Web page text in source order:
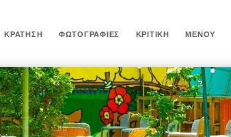
ΚΡΆΤΗΣΗ ΦΩΤΟΓΡΑΦΊΕΣ ΚΡΙΤΙΚΉ ΜΕΝΟΎ